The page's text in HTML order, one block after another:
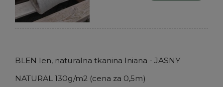
BLEN len, naturalna tkanina lniana - JASNY
NATURAL 130g/m2 (cena za 0,5m)